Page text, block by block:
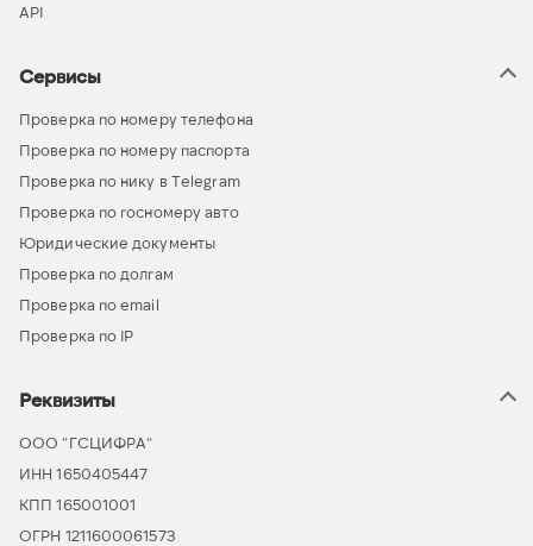
API
Сервисы
Проверка по номеру телефона
Проверка по номеру паспорта
Проверка по нику в Telegram
Проверка по госномеру авто
Юридические документы
Проверка по долгам
Проверка по email
Проверка по IP
Реквизиты
ООО “ГСЦИФРА”
ИНН 1650405447
КПП 165001001
ОГРН 1211600061573